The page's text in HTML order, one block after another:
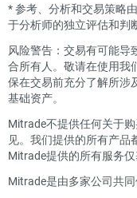
*参考、分析和交易策略
于分析师的独立评估和判
风险警告：交易有可能导
合所有人。敬请在使用我
保在交易前充分了解所涉
基础资产。
Mitrade不提供任何关于
见。我们提供的所有产品
Mitrade提供的所有服务仅
Mitrade是由多家公司共